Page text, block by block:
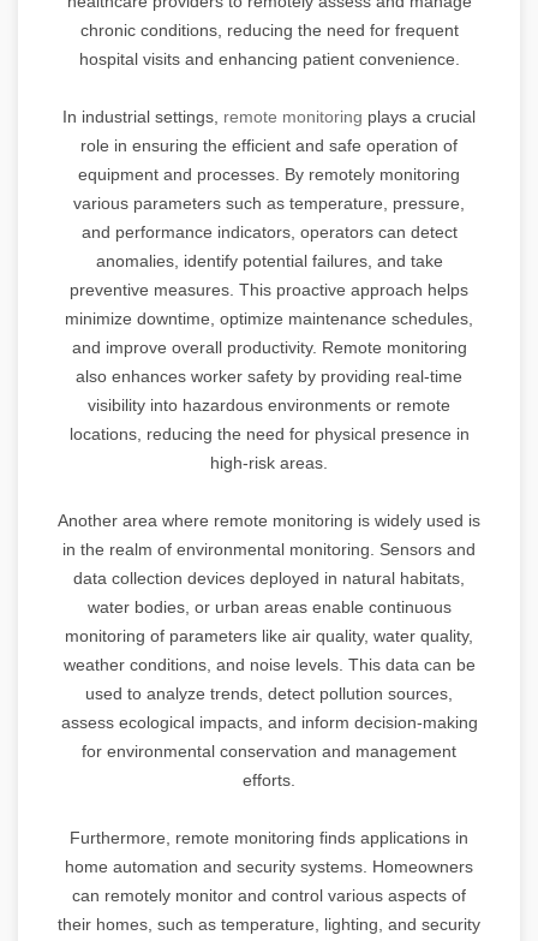
chronic conditions, reducing the need for frequent
hospital visits and enhancing patient convenience.
In industrial settings, remote monitoring plays a crucial
role in ensuring the efficient and safe operation of
equipment and processes. By remotely monitoring
various parameters such as temperature, pressure,
and performance indicators, operators can detect
anomalies, identify potential failures, and take
preventive measures. This proactive approach helps
minimize downtime, optimize maintenance schedules,
and improve overall productivity. Remote monitoring
also enhances worker safety by providing real-time
visibility into hazardous environments or remote
locations, reducing the need for physical presence in
high-risk areas.
Another area where remote monitoring is widely used is
in the realm of environmental monitoring. Sensors and
data collection devices deployed in natural habitats,
water bodies, or urban areas enable continuous
monitoring of parameters like air quality, water quality,
weather conditions, and noise levels. This data can be
used to analyze trends, detect pollution sources,
assess ecological impacts, and inform decision-making
for environmental conservation and management
efforts.
Furthermore, remote monitoring finds applications in
home automation and security systems. Homeowners
can remotely monitor and control various aspects of
their homes, such as temperature, lighting, and security